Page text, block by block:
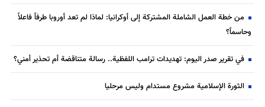
من خطة العمل الشاملة المشتركة إلى أوكرانيا: لماذا لم تعد أوروبا طرفاً فاعلاً
وحاسماً؟
في تقرير صدر اليوم: تهديدات ترامب اللفظية.. رسالة متناقضة أم تحذير أمني؟
الثورة الإسلامية مشروع مستدام وليس مرحليا